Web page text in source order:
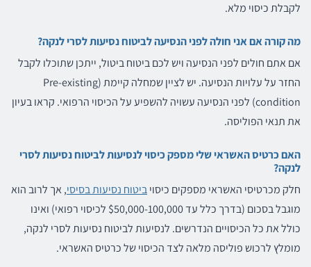
לקבלת כיסוי מלא.
מה קורה אם אני חולה לפני הנסיעה לביטוח נסיעות לסרי לנקה?
אם אתם חולים לפני הנסיעה ויש לכם ביטוח ביטול, ייתכן שתוכלו לקבל
החזר על עלויות הנסיעה. יש לציין שמחלה קיימת (Pre-existing
condition) לפני הנסיעה עשויה להשפיע על הכיסוי הרפואי. קראו בעיון
את תנאי הפוליסה.
האם כרטיס האשראי שלי מספק כיסוי לנסיעות לביטוח נסיעות לסרי
לנקה?
חלק מכרטיסי האשראי מספקים כיסויביטוח נסיעות בסיסי, אך לרוב הוא
מוגבל בסכום (בדרך כלל עד $50,000-100,000 לכיסוי רפואי) ואינו
כולל את כל הכיסויים הנדרשים. לנסיעות לביטוח נסיעות לסרי לנקה,
מומלץ לרכוש פוליסה מלאה לצד הכיסוי של כרטיס האשראי.